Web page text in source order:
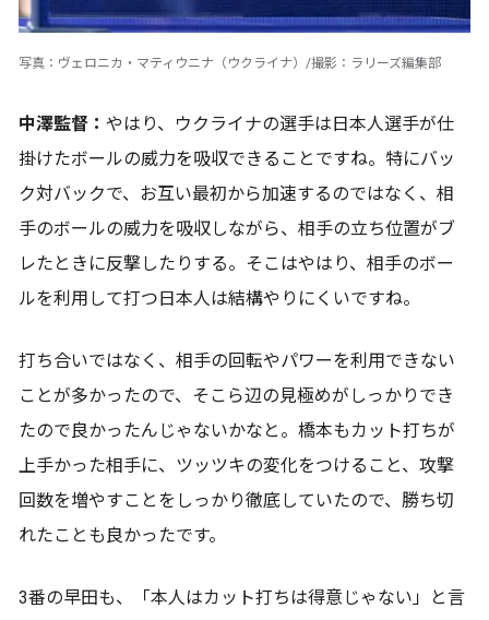
写真：ヴェロニカ・マティウニナ（ウクライナ）/撮影：ラリーズ編集部
中澤監督： やはり、ウクライナの選手は日本人選手が仕
掛けたボールの威力を吸収できることですね。特にバッ
ク対バックで、お互い最初から加速するのではなく、相
手のボールの威力を吸収しながら、相手の立ち位置がブ
レたときに反撃したりする。そこはやはり、相手のボー
ルを利用して打つ日本人は結構やりにくいですね。
打ち合いではなく、相手の回転やパワーを利用できない
ことが多かったので、そこら辺の見極めがしっかりでき
たので良かったんじゃないかなと。橋本もカット打ちが
上手かった相手に、ツッツキの変化をつけること、攻撃
回数を増やすことをしっかり徹底していたので、勝ち切
れたことも良かったです。
3番の早田も、「本人はカット打ちは得意じゃない」と言